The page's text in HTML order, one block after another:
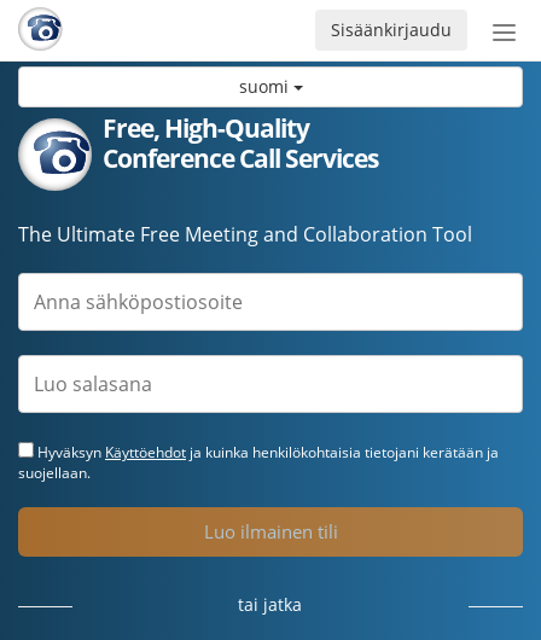
suomi
Sisäänkirjaudu
Free, High-Quality
Conference Call Services
The Ultimate Free Meeting and Collaboration Tool
Hyväksyn Käyttöehdot ja kuinka henkilökohtaisia tietojani kerätään ja
suojellaan.
Luo ilmainen tili
tai jatka